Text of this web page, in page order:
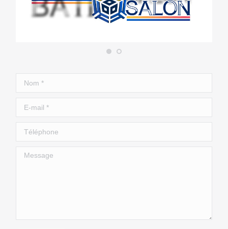
Nom *
E-mail *
Téléphone
Message